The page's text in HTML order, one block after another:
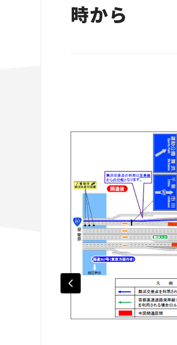
時から